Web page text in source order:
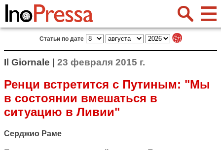
Статьи по дате
Il Giornale | 23 февраля 2015 г.
Ренци встретится с Путиным: "Мы
в состоянии вмешаться в
ситуацию в Ливии"
Серджио Раме